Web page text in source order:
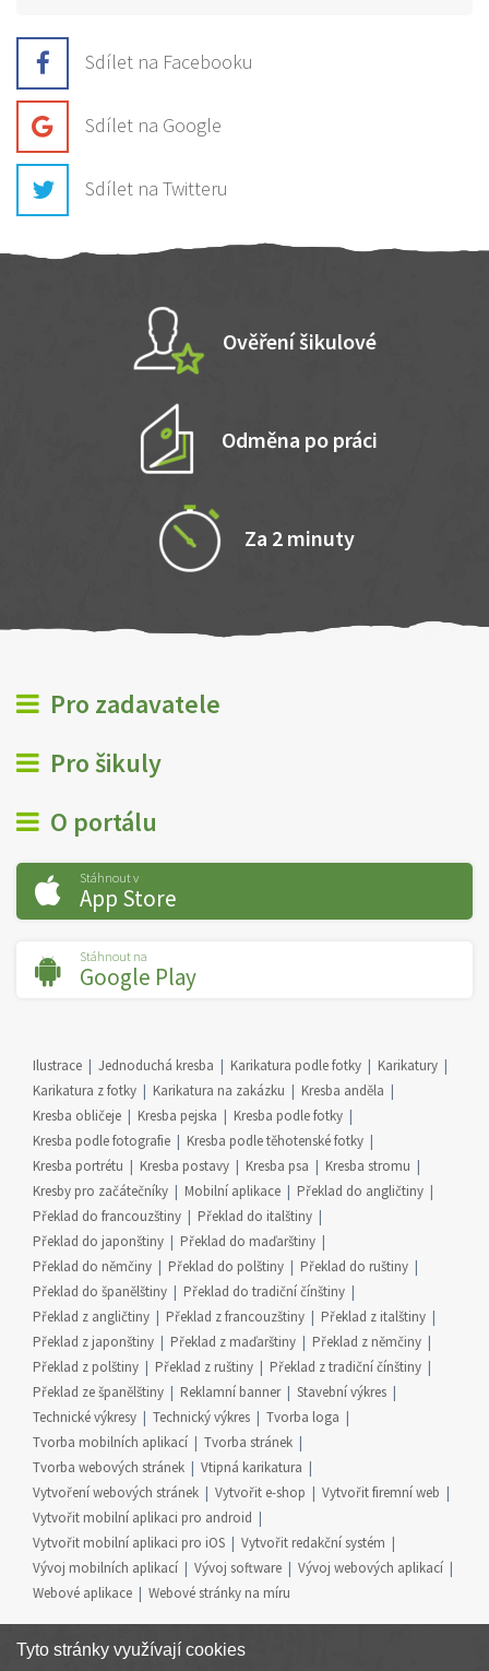
Sdílet na Facebooku
Sdílet na Google
Sdílet na Twitteru
Ověření šikulové
Odměna po práci
Za 2 minuty
Pro zadavatele
Pro šikuly
O portálu
Stáhnout v
App Store
Stáhnout na
Google Play
Ilustrace Jednoduchá kresba Karikatura podle fotky
Karikatury
Karikatura z fotky
Karikatura na zakázku
Kresba anděla
Kresba obličeje
Kresba pejska
Kresba podle fotky
Kresba podle fotografie
Kresba podle těhotenské fotky
Kresba portrétu
Kresba postavy Kresba psa
Kresba stromu
Kresby pro začátečníky
Mobilní aplikace
Překlad do angličtiny
Překlad do francouzštiny
Překlad do italštiny
Překlad do japonštiny
Překlad do maďarštiny
Překlad do němčiny
Překlad do polštiny
Překlad do ruštiny
Překlad do španělštiny
Překlad do tradiční čínštiny
Překlad z angličtiny
Překlad z francouzštiny
Překlad z italštiny
Překlad z japonštiny
Překlad z maďarštiny
Překlad z němčiny
Překlad z polštiny
Překlad z ruštiny
Překlad z tradiční čínštiny
Překlad ze španělštiny
Reklamní banner
Stavební výkres
Technické výkresy
Technický výkres
Tvorba loga
Tvorba mobilních aplikací
Tvorba stránek
Tvorba webových stránek
Vtipná karikatura
Vytvoření webových stránek
Vytvořit e-shop
Vytvořit firemní web
Vytvořit mobilní aplikaci pro android
Vytvořit mobilní aplikaci pro iOS
Vytvořit redakční systém
Vývoj mobilních aplikací
Vývoj software
Vývoj webových aplikací
Webové aplikace
Webové stránky na míru
Tyto stránky využívají cookies